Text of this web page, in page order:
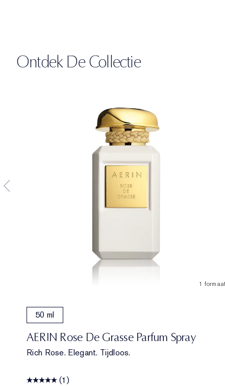
Ontdek De Collectie
1 formaat
50 ml
AERIN Rose De Grasse Parfum Spray
Rich Rose. Elegant. Tijdloos.
(1)